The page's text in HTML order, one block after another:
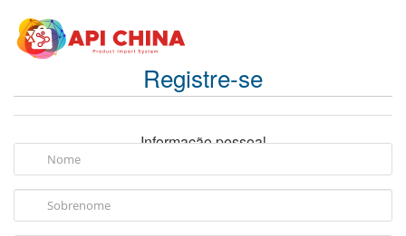
Registre-se
Informação pessoal